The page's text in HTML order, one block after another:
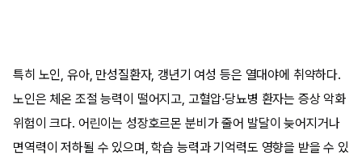
특히 노인, 유아, 만성질환자, 갱년기 여성 등은 열대야에 취약하다.
노인은 체온 조절 능력이 떨어지고, 고혈압·당뇨병 환자는 증상 악화
위험이 크다. 어린이는 성장호르몬 분비가 줄어 발달이 늦어지거나
면역력이 저하될 수 있으며, 학습 능력과 기억력도 영향을 받을 수 있